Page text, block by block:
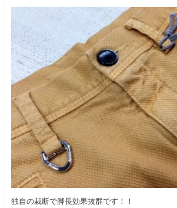
独自の裁断で脚長効果抜群です！！